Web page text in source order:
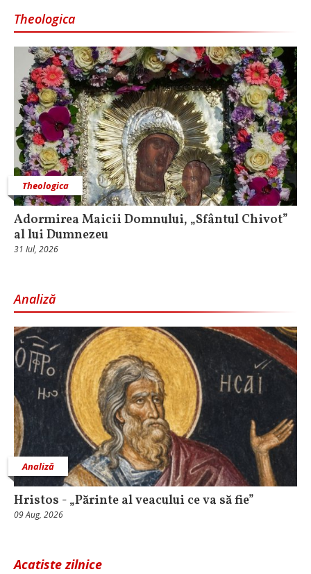
Theologica
Theologica
Adormirea Maicii Domnului, „Sfântul Chivot”
al lui Dumnezeu
31 Iul, 2026
Analiză
Analiză
Hristos - „Părinte al veacului ce va să fie”
09 Aug, 2026
Acatiste zilnice